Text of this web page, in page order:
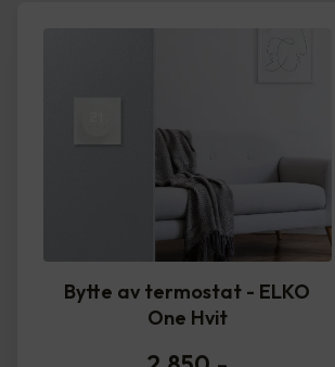
Bytte av termostat - ELKO
One Hvit